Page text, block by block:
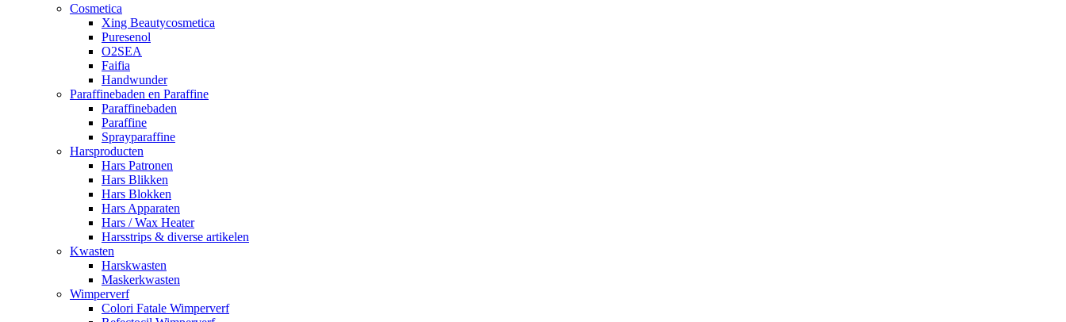
Cosmetica
Xing Beautycosmetica
Puresenol
O2SEA
Faifia
Handwunder
Paraffinebaden en Paraffine
Paraffinebaden
Paraffine
Sprayparaffine
Harsproducten
Hars Patronen
Hars Blikken
Hars Blokken
Hars Apparaten
Hars / Wax Heater
Harsstrips & diverse artikelen
Kwasten
Harskwasten
Maskerkwasten
Wimperverf
Colori Fatale Wimperverf